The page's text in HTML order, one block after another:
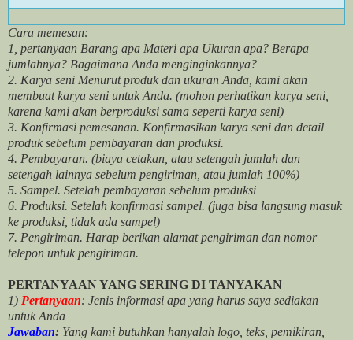
Cara memesan:
1, pertanyaan Barang apa Materi apa Ukuran apa? Berapa
jumlahnya? Bagaimana Anda menginginkannya?
2. Karya seni Menurut produk dan ukuran Anda, kami akan
membuat karya seni untuk Anda. (mohon perhatikan karya seni,
karena kami akan berproduksi sama seperti karya seni)
3. Konfirmasi pemesanan. Konfirmasikan karya seni dan detail
produk sebelum pembayaran dan produksi.
4. Pembayaran. (biaya cetakan, atau setengah jumlah dan
setengah lainnya sebelum pengiriman, atau jumlah 100%)
5. Sampel. Setelah pembayaran sebelum produksi
6. Produksi. Setelah konfirmasi sampel. (juga bisa langsung masuk
ke produksi, tidak ada sampel)
7. Pengiriman. Harap berikan alamat pengiriman dan nomor
telepon untuk pengiriman.
PERTANYAAN YANG SERING DI TANYAKAN
1) Pertanyaan: Jenis informasi apa yang harus saya sediakan
untuk Anda
Jawaban: Yang kami butuhkan hanyalah logo, teks, pemikiran,